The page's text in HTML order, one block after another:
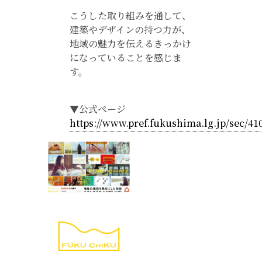
こうした取り組みを通して、
建築やデザインの持つ力が、
地域の魅力を伝えるきっかけ
になっていることを感じま
す。
▼公式ページ
https://www.pref.fukushima.lg.jp/sec/